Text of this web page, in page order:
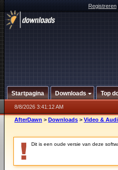
Registreren
Startpagina Downloads Top
8/8/2026 3:41:12 AM
AfterDawn > Downloads > Video &
Dit is een oude versie van deze